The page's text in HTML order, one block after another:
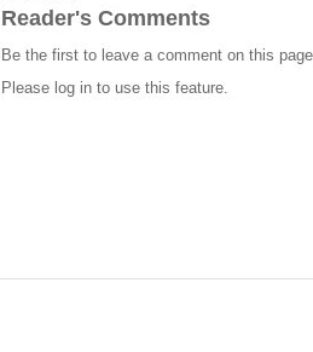
Reader's Comments
Be the first to leave a comment on this
Please log in to use this feature.